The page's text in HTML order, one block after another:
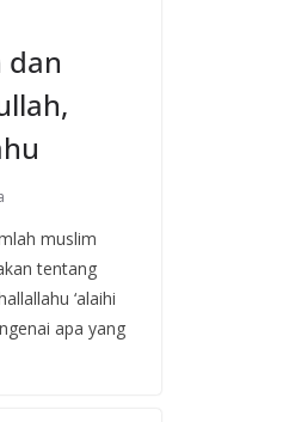
dan
muslim
tentang
‘alaihi
apa yang